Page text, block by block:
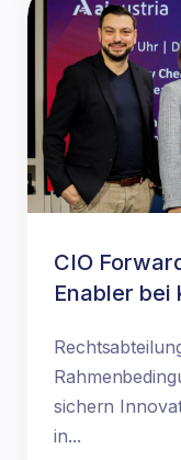
CIO
Enabler bei
sichern
in...